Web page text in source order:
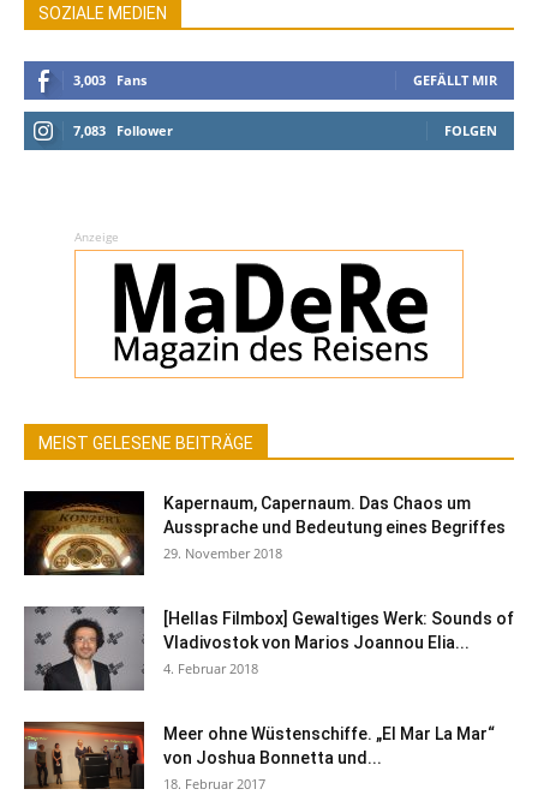
SOZIALE MEDIEN
3,003 Fans GEFÄLLT MIR
7,083 Follower FOLGEN
Anzeige
MEIST GELESENE BEITRÄGE
Kapernaum, Capernaum. Das Chaos um
Aussprache und Bedeutung eines Begriffes
29. November 2018
[Hellas Filmbox] Gewaltiges Werk: Sounds of
Vladivostok von Marios Joannou Elia...
4. Februar 2018
Meer ohne Wüstenschiffe. „El Mar La Mar“
von Joshua Bonnetta und...
18. Februar 2017